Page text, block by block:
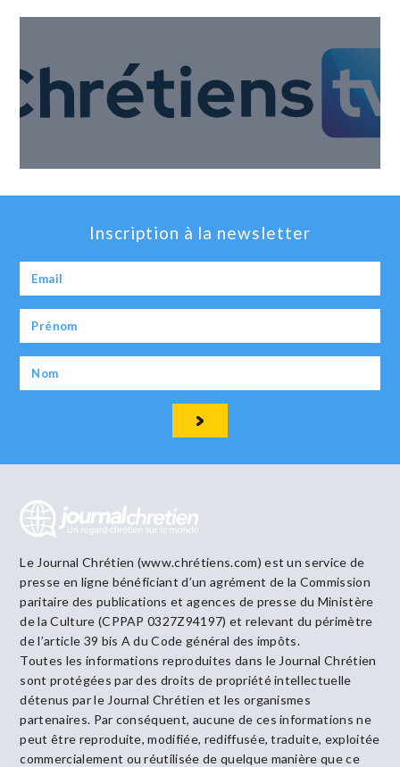
Inscription à la newsletter
Le Journal Chrétien (www.chrétiens.com) est un service de
presse en ligne bénéficiant d’un agrément de la Commission
paritaire des publications et agences de presse du Ministère
de la Culture (CPPAP 0327Z94197) et relevant du périmètre
de l’article 39 bis A du Code général des impôts.
Toutes les informations reproduites dans le Journal Chrétien
sont protégées par des droits de propriété intellectuelle
détenus par le Journal Chrétien et les organismes
partenaires. Par conséquent, aucune de ces informations ne
peut être reproduite, modifiée, rediffusée, traduite, exploitée
commercialement ou réutilisée de quelque manière que ce